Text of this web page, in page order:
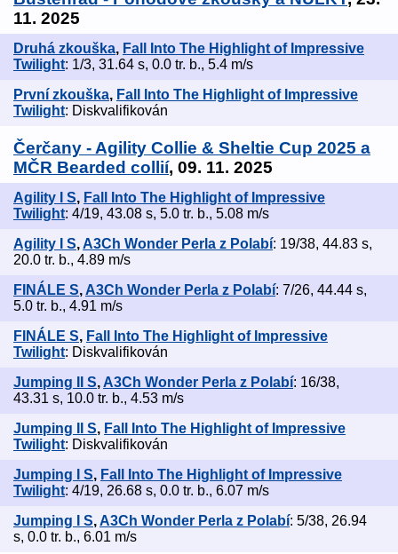
11. 2025
Druhá zkouška, Fall Into The Highlight of Impressive
Twilight: 1/3, 31.64 s, 0.0 tr. b., 5.4 m/s
První zkouška, Fall Into The Highlight of Impressive
Twilight: Diskvalifikován
Čerčany - Agility Collie & Sheltie Cup 2025 a
MČR Bearded collií, 09. 11. 2025
Agility I S, Fall Into The Highlight of Impressive
Twilight: 4/19, 43.08 s, 5.0 tr. b., 5.08 m/s
Agility I S,A3Ch Wonder Perla z Polabí: 19/38, 44.83 s,
20.0 tr. b., 4.89 m/s
FINÁLE S, A3Ch Wonder Perla z Polabí: 7/26, 44.44 s,
5.0 tr. b., 4.91 m/s
FINÁLE S, Fall Into The Highlight of Impressive
Twilight: Diskvalifikován
Jumping II S, A3Ch Wonder Perla z Polabí: 16/38,
43.31 s, 10.0 tr. b., 4.53 m/s
Jumping II S, Fall Into The Highlight of Impressive
Twilight: Diskvalifikován
Jumping I S, Fall Into The Highlight of Impressive
Twilight: 4/19, 26.68 s, 0.0 tr. b., 6.07 m/s
Jumping I S,A3Ch Wonder Perla z Polabí: 5/38, 26.94
s, 0.0 tr. b., 6.01 m/s